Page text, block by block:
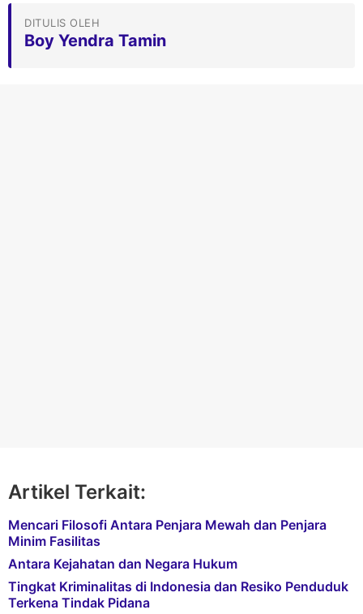
DITULIS OLEH
Boy Yendra Tamin
Artikel Terkait:
Mencari Filosofi Antara Penjara Mewah dan Penjara
Minim Fasilitas
Antara Kejahatan dan Negara Hukum
Tingkat Kriminalitas di Indonesia dan Resiko Penduduk
Terkena Tindak Pidana